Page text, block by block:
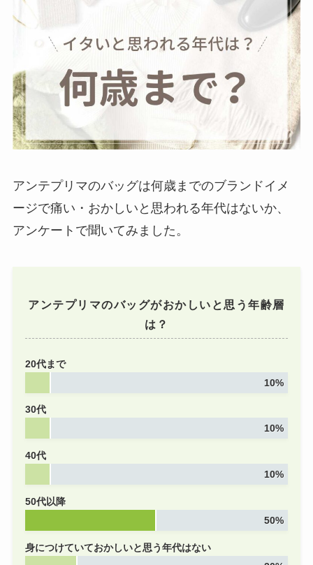
エシカに似てるブラ
インはある？
セルフォードに似て
いる類似ブランド5
はある？
ヴァンクリーフに似
てるブランドはアン
似たサンダルは？
似たブランド5選！50
ブランド4選！店舗は
日本の大阪にある？
アンテプリマのバッグは何歳までのブランドイメ
ージで痛い・おかしいと思われる年代はないか、
アンケートで聞いてみました。
アンテプリマのバッグがおかしいと思う年齢層
は？
20代まで
10%
30代
10%
40代
10%
50代以降
50%
身につけていておかしいと思う年代はない